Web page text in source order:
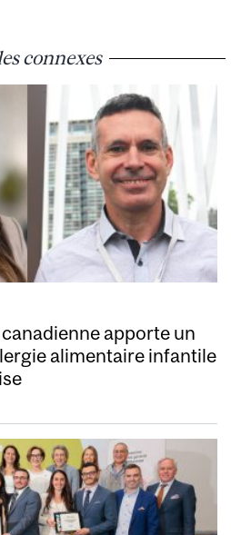
connexes
apporte un
alimentaire infantile